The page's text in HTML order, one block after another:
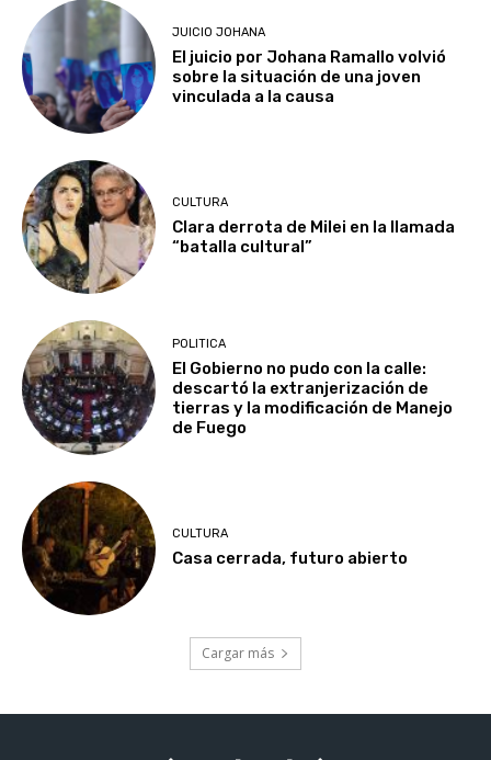
JUICIO JOHANA
El juicio por Johana Ramallo volvió
sobre la situación de una joven
vinculada a la causa
CULTURA
Clara derrota de Milei en la llamada
“batalla cultural”
POLITICA
El Gobierno no pudo con la calle:
descartó la extranjerización de
tierras y la modificación de Manejo
de Fuego
CULTURA
Casa cerrada, futuro abierto
Cargar más